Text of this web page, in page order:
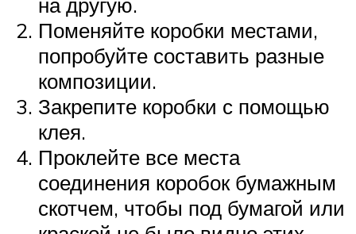
Поменяйте коробки местами,
попробуйте составить разные
композиции.
Закрепите коробки с помощью
клея.
Проклейте все места
соединения коробок бумажным
скотчем, чтобы под бумагой или